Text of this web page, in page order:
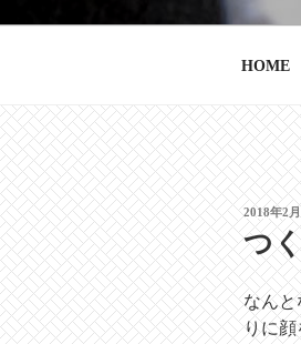
HOME
投
稿
日:
2018年2
つ
なんと
りに顔